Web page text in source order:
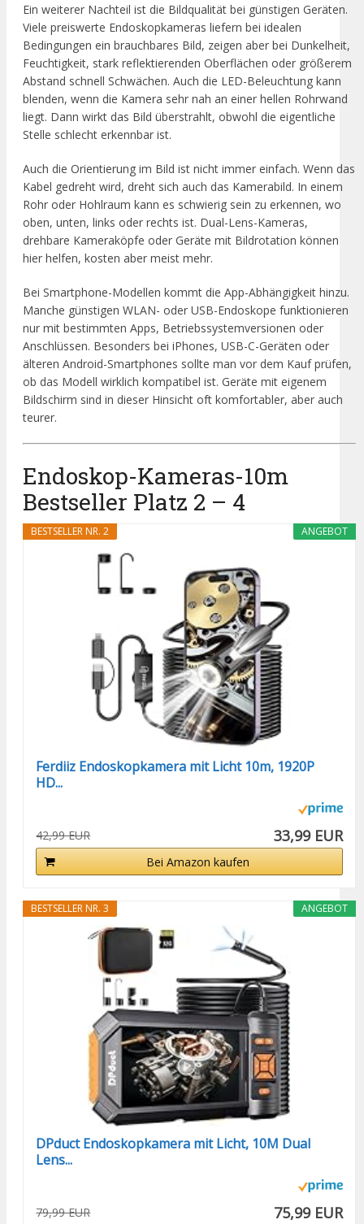
Ein weiterer Nachteil ist die Bildqualität bei günstigen Geräten.
Viele preiswerte Endoskopkameras liefern bei idealen
Bedingungen ein brauchbares Bild, zeigen aber bei Dunkelheit,
Feuchtigkeit, stark reflektierenden Oberflächen oder größerem
Abstand schnell Schwächen. Auch die LED-Beleuchtung kann
blenden, wenn die Kamera sehr nah an einer hellen Rohrwand
liegt. Dann wirkt das Bild überstrahlt, obwohl die eigentliche
Stelle schlecht erkennbar ist.
Auch die Orientierung im Bild ist nicht immer einfach. Wenn das
Kabel gedreht wird, dreht sich auch das Kamerabild. In einem
Rohr oder Hohlraum kann es schwierig sein zu erkennen, wo
oben, unten, links oder rechts ist. Dual-Lens-Kameras,
drehbare Kameraköpfe oder Geräte mit Bildrotation können
hier helfen, kosten aber meist mehr.
Bei Smartphone-Modellen kommt die App-Abhängigkeit hinzu.
Manche günstigen WLAN- oder USB-Endoskope funktionieren
nur mit bestimmten Apps, Betriebssystemversionen oder
Anschlüssen. Besonders bei iPhones, USB-C-Geräten oder
älteren Android-Smartphones sollte man vor dem Kauf prüfen,
ob das Modell wirklich kompatibel ist. Geräte mit eigenem
Bildschirm sind in dieser Hinsicht oft komfortabler, aber auch
teurer.
Endoskop-Kameras-10m
Bestseller Platz 2 – 4
ANGEBOT
BESTSELLER NR. 2
Ferdiiz Endoskopkamera mit Licht 10m, 1920P
HD...
42,99 EUR 33,99 EUR
Bei Amazon kaufen
ANGEBOT
BESTSELLER NR. 3
DPduct Endoskopkamera mit Licht, 10M Dual
Lens...
79,99 EUR 75,99 EUR